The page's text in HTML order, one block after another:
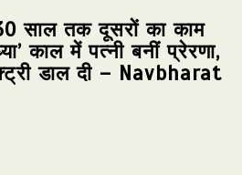
साल तक दूसरों का काम
काल में पत्नी बनीं प्रेरणा,
डाल दी – Navbharat